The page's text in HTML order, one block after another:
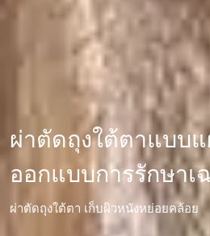
ผ่าตัดถุงใต้ตาแบบ
ออกแบบการรักษา
ผ่าตัดถุงใต้ตา เก็บผิวหนังหย่อยคล้อย